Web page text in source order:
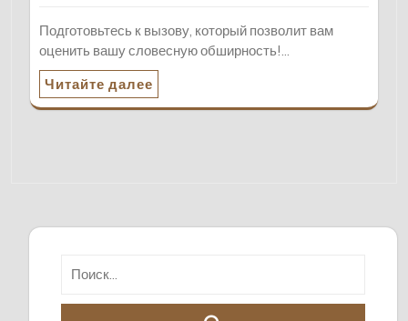
Подготовьтесь к вызову, который позволит вам
оценить вашу словесную обширность!…
Читайте далее